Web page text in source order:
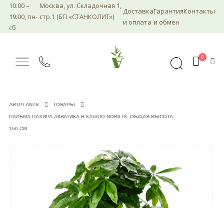
10:00 –
19:00, пн-
сб
Москва, ул. Складочная 1,
стр.1 (БП «СТАНКОЛИТ»)
Доставка
и оплата
Гарантия
и обмен
Контакты
0
ARTPLANTS ТОВАРЫ
ПАЛЬМА ПАХИРА АКВАТИКА В КАШПО NOBILIS, ОБЩАЯ ВЫСОТА —
150 СМ